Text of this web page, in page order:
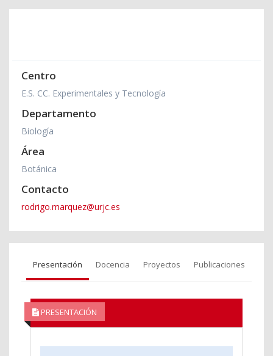
Centro
E.S. CC. Experimentales y Tecnología
Departamento
Biología
Área
Botánica
Contacto
rodrigo.marquez@urjc.es
Presentación Docencia Proyectos Publicaciones
PRESENTACIÓN